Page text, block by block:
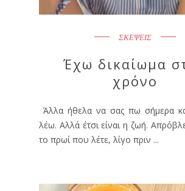
ΣΚΕΨΕΙΣ
Έχω δικαίωμα
χρόνο
Άλλα ήθελα να σας πω σήμερα
λέω. Αλλά έτσι είναι η ζωή.
το πρωί που λέτε, λίγο πριν ...